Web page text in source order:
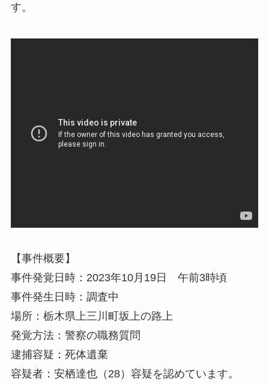
す。
【事件概要】
事件発覚日時：2023年10月19日 午前3時頃
事件発生日時：調査中
場所：栃木県上三川町坂上の路上
発覚方法：警察の職務質問
逮捕容疑：死体遺棄
容疑者：安栖達也（28）容疑を認めています。